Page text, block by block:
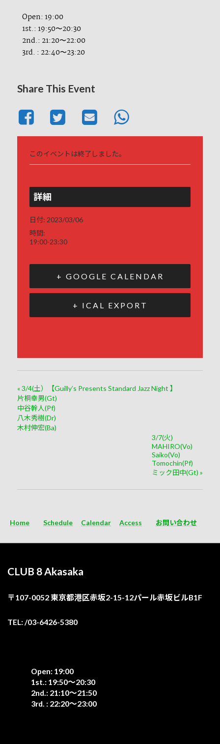
Open: 19:00
1st.: 19:50〜20:30
2nd.: 21:20〜22:00
3rd. : 22:40〜23:20
Share This Event
このイベントは終了しました。
詳細
日付: 2023/03/06
時間:
19:00-23:30
+ GOOGLE CALENDAR
+ ICAL EXPORT
«3/4(土）【Guilly’s Presents Standard Jazz Night 】
片桐幸男(Gt)
中谷幹人(Pf)
八木秀樹(Dr)
木村伸宏(Ba)
3/7(火)
MAHIRO(Vo)
Saiko(Vo)
Tomochin(Pf)
ミック田中(Gt) »
Home Schedule Calendar Access お問い合わせ
CLUB 8 Akasaka
〒107-0052 東京都港区赤坂2-15-12パール赤坂ビルB1F
TEL: /03-6426-5380
Open: 19:00
1st.: 19:50〜20:30
2nd.: 21:10〜21:50
3rd. : 22:20〜23:00